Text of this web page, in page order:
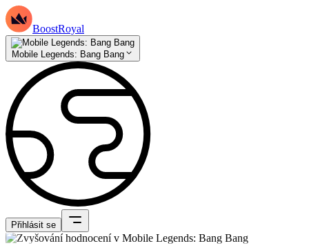
BoostRoyal
Mobile Legends: Bang Bang
Přihlásit se